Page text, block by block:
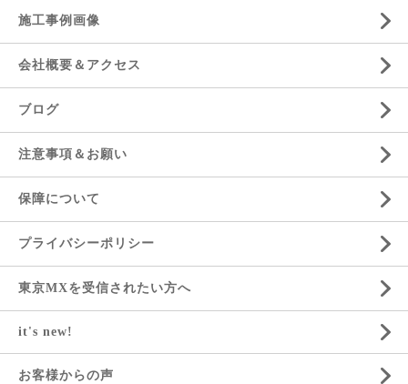
施工事例画像
会社概要＆アクセス
ブログ
注意事項＆お願い
保障について
プライバシーポリシー
東京MXを受信されたい方へ
it's new!
お客様からの声